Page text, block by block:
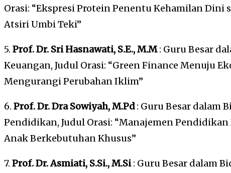
Orasi: “Ekspresi Protein Penentu Kehamilan
Atsiri Umbi Teki”
5. Prof. Dr. Sri Hasnawati, S.E., M.M: Guru Besar
Keuangan, Judul Orasi: “Green Finance Menuju
Mengurangi Perubahan Iklim”
6. Prof. Dr. Dra Sowiyah, M.Pd: Guru Besar dalam
Pendidikan, Judul Orasi: “Manajemen
Anak Berkebutuhan Khusus”
7. Prof. Dr. Asmiati, S.Si., M.Si: Guru Besar dalam